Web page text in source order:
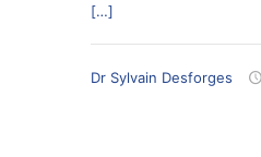
[…]
Dr Sylvain Desforges